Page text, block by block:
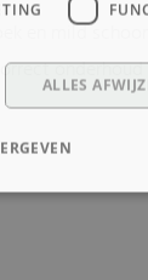
en mild
ALLES